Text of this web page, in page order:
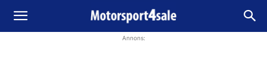
Annons: